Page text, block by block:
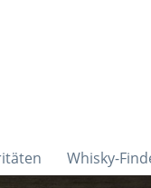
Whisky-